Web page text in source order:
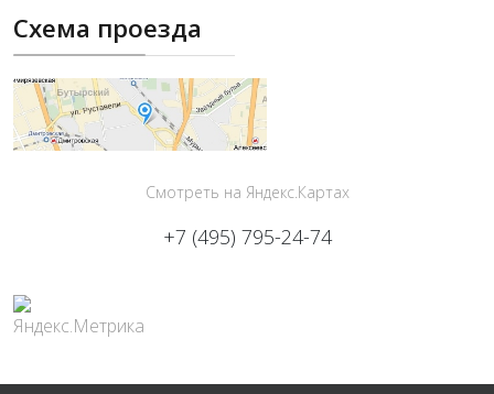
Схема проезда
Смотреть на Яндекс.Картах
+7 (495) 795-24-74